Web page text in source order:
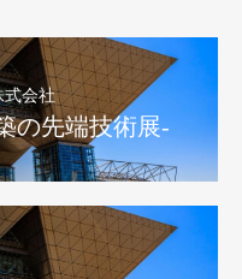
会社
の先端技術展-